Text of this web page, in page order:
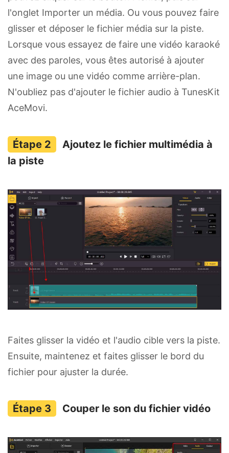
l'onglet Importer un média. Ou vous pouvez faire
glisser et déposer le fichier média sur la piste.
Lorsque vous essayez de faire une vidéo karaoké
avec des paroles, vous êtes autorisé à ajouter
une image ou une vidéo comme arrière-plan.
N'oubliez pas d'ajouter le fichier audio à TunesKit
AceMovi.
Ajoutez le fichier multimédia à
la piste
Faites glisser la vidéo et l'audio cible vers la piste.
Ensuite, maintenez et faites glisser le bord du
fichier pour ajuster la durée.
Couper le son du fichier vidéo